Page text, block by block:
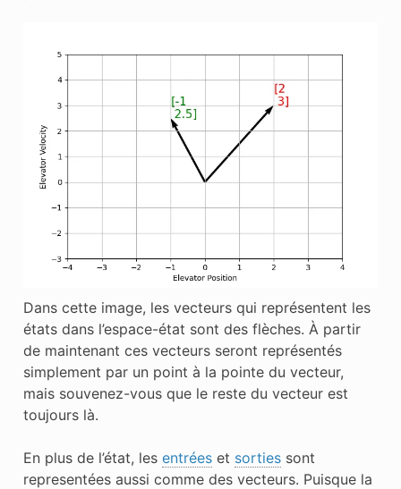
Dans cette image, les vecteurs qui représentent les
états dans l’espace-état sont des flèches. À partir
de maintenant ces vecteurs seront représentés
simplement par un point à la pointe du vecteur,
mais souvenez-vous que le reste du vecteur est
toujours là.
En plus de l’état, les entréeset sortiessont
representées aussi comme des vecteurs. Puisque la